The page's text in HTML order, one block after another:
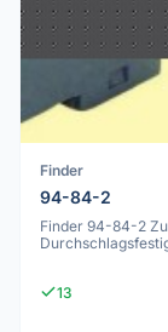
Finder
94-84-2
Finder 94-84-2
13